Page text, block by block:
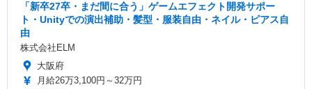
「新卒27卒・まだ間に合う」ゲームエフェクト開発サポー
ト・Unityでの演出補助・髪型・服装自由・ネイル・ピアス自
由
株式会社ELM
大阪府
月給26万3,100円～32万円